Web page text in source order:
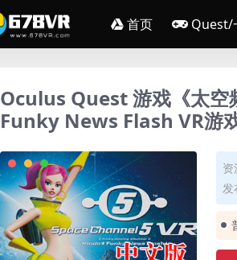
首页 Quest/
Oculus Quest 游戏《太
Funky News Flash VR游
资
发